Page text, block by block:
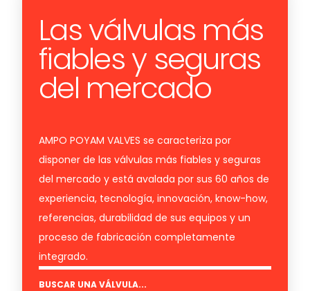
Las válvulas más
fiables y seguras
del mercado
AMPO POYAM VALVES se caracteriza por
disponer de las válvulas más fiables y seguras
del mercado y está avalada por sus 60 años de
experiencia, tecnología, innovación, know-how,
referencias, durabilidad de sus equipos y un
proceso de fabricación completamente
integrado.
BUSCAR UNA VÁLVULA...